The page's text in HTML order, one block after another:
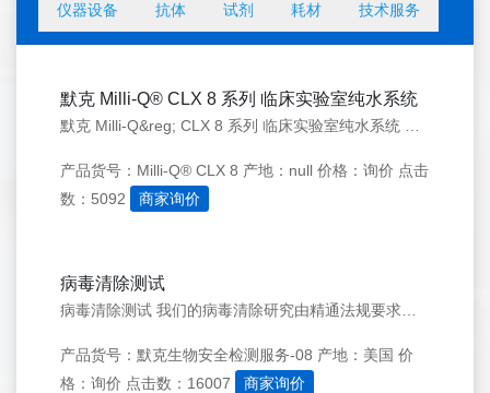
仪器设备 抗体 试剂 耗材 技术服务
默克 Milli-Q® CLX 8 系列 临床实验室纯水系统
产品货号：Milli-Q® CLX 8 产地：null 价格：询价 点击
数：5092
商家询价
病毒清除测试
产品货号：默克生物安全检测服务-08 产地：美国 价
格：询价 点击数：16007 商家询价